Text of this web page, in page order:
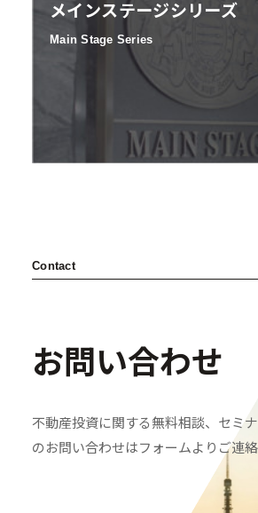
メインステージシリーズ
Main Stage Series
Contact
お問い合わせ
不動産投資に関する無料相談、セミ
のお問い合わせはフォームよりご連絡